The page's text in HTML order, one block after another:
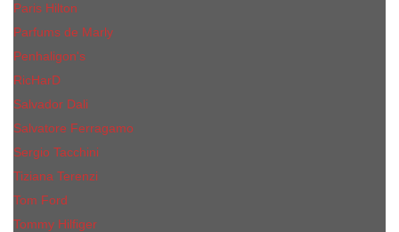
Paris Hilton
Parfums de Marly
Penhaligon​'s
RicHarD
Salvador Dali
Salvatore Ferragamo
Sergio Tacchini
Tiziana Terenzi
Tom Ford
Tommy Hilfiger